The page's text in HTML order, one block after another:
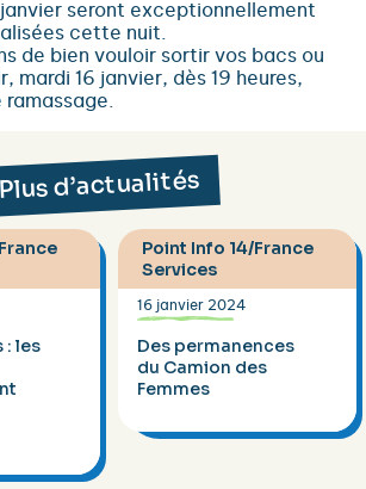
seront exceptionnellement
cette nuit.
de bien vouloir sortir vos bacs ou
mardi 16 janvier, dès 19 heures,
Plus d’actualités
: les
Point Info 14/France
Services
16 janvier 2024
Des permanences
du Camion des
Femmes